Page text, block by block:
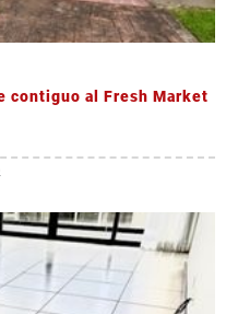
contiguo al Fresh Market